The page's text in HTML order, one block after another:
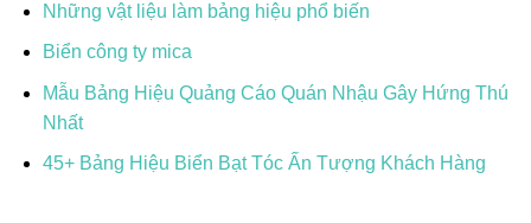
Những vật liệu làm bảng hiệu phổ biến
Biển công ty mica
Mẫu Bảng Hiệu Quảng Cáo Quán Nhậu Gây Hứng Thú
Nhất
45+ Bảng Hiệu Biển Bạt Tóc Ấn Tượng Khách Hàng